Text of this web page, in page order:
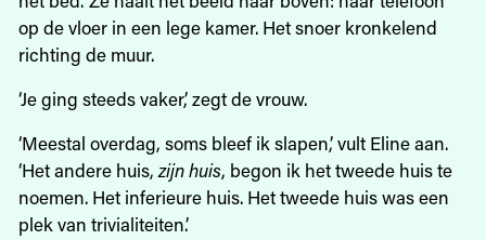
op de vloer in een lege kamer. Het snoer kronkelend
richting de muur.
‘Je ging steeds vaker,’ zegt de vrouw.
‘Meestal overdag, soms bleef ik slapen,’ vult Eline aan.
‘Het andere huis, zijn huis, begon ik het tweede huis te
noemen. Het inferieure huis. Het tweede huis was een
plek van trivialiteiten.’